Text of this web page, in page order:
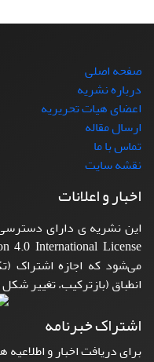
صفحه اصلی
درباره نشریه
اعضای هیات تحریریه
ارسال مقاله
تماس با ما
نقشه سایت
اخبار و اعلانات
این نشریه ی دارای دسترسی
می‌شود که اجازه اشتراک
انطباق (بازترکیب، تغییر
اشتراک خبرنامه
برای دریافت اخبار و